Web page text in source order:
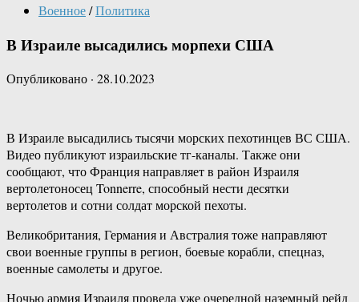
Военное/Политика
В Израиле высадились морпехи США
Опубликовано · 28.10.2023
В Израиле высадились тысячи морских пехотинцев ВС США.
Видео публикуют израильские тг-каналы. Также они
сообщают, что Франция направляет в район Израиля
вертолетоносец Tonnerre, способный нести десятки
вертолетов и сотни солдат морской пехоты.
Великобритания, Германия и Австралия тоже направляют
свои военные группы в регион, боевые корабли, спецназ,
военные самолеты и другое.
Ночью армия Израиля провела уже очередной наземный рейд